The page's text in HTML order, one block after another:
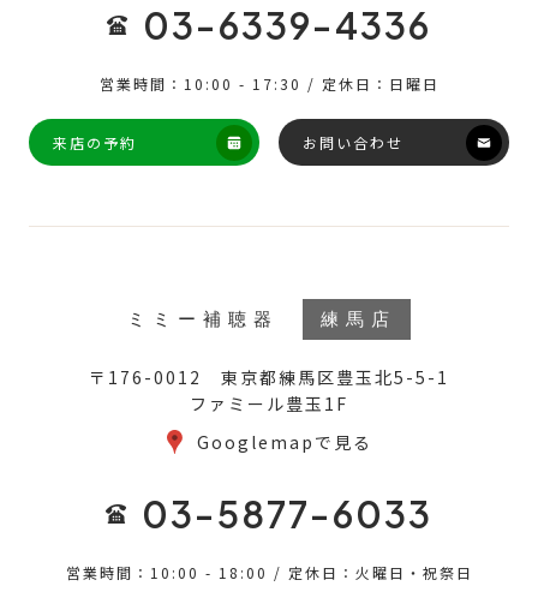
03-6339-4336
営業時間：10:00 - 17:30 / 定休日：日曜日
来店の予約 お問い合わせ
ミミー補聴器 練馬店
〒176-0012 東京都練馬区豊玉北5-5-1
ファミール豊玉1F
Googlemapで見る
03-5877-6033
営業時間：10:00 - 18:00 / 定休日：火曜日・祝祭日